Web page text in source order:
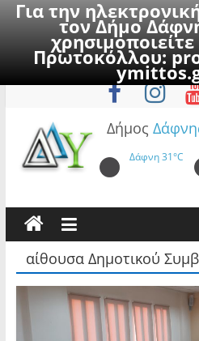
Για την
τον Δήμο
Πρωτοκόλλου:
to
Σάββατο, 8
Δήμος
Δάφνη31°C
αίθουσα Δημοτικού